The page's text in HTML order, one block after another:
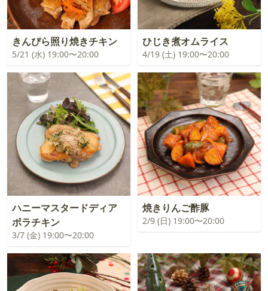
きんぴら照り焼きチキン
5/21 (水) 19:00〜20:00
ひじき煮オムライス
4/19 (土) 19:00〜20:00
ハニーマスタードディア
ボラチキン
3/7 (金) 19:00〜20:00
焼きりんご酢豚
2/9 (日) 19:00〜20:00